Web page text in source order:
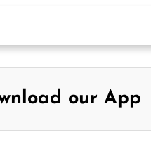
our App